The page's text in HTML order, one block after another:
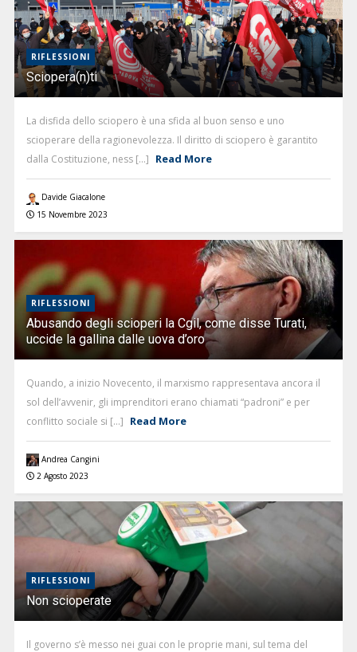
RIFLESSIONI
Sciopera(n)ti
La disfida dello sciopero è una sfida al buon senso e uno
scioperare della ragionevolezza. Il diritto di sciopero è garantito
dalla Costituzione, ness [...] Read More
Davide Giacalone
15 Novembre 2023
RIFLESSIONI
Abusando degli scioperi la Cgil, come disse Turati,
uccide la gallina dalle uova d’oro
Quando, a inizio Novecento, il marxismo rappresentava ancora il
sol dell’avvenir, gli imprenditori erano chiamati “padroni” e per
conflitto sociale si [...] Read More
Andrea Cangini
2 Agosto 2023
RIFLESSIONI
Non scioperate
Il governo s’è messo nei guai con le proprie mani, sul tema del